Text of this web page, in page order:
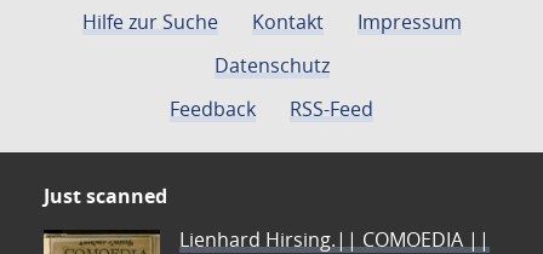
Hilfe zur Suche Kontakt
Impressum
Datenschutz
Feedback
RSS-Feed
Just scanned
Lienhard Hirsing.|| COMOEDIA ||